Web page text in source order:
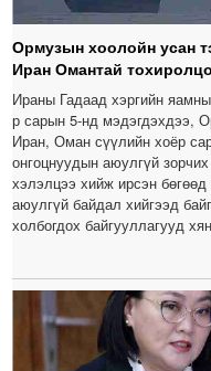
Ормузын хоолойн усан
Иран Омантай
Ираны Гадаад хэргийн
р сарын 5-нд мэдэгдэхдээ,
Иран, Оман сүүлийн хоёр
онгоцнуудын аюулгүй
хэлэлцээ хийж ирсэн
аюулгүй байдал хийгээд
холбогдох байгууллагууд